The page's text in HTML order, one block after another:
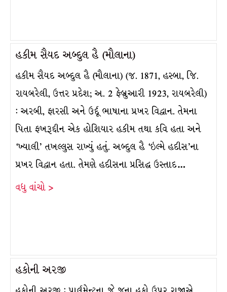
હકીમ સૈયદ અબ્દુલ હૈ (મૌલાના)
હકીમ સૈયદ અબ્દુલ હૈ (મૌલાના) (જ. 1871, હસ્બા, જિ.
રાયબરેલી, ઉત્તર પ્રદેશ; અ. 2 ફેબ્રુઆરી 1923, રાયબરેલી)
: અરબી, ફારસી અને ઉર્દૂ ભાષાના પ્રખર વિદ્વાન. તેમના
પિતા ફખરૂદ્દીન એક હોશિયાર હકીમ તથા કવિ હતા અને
‘ખ્યાલી’ તખલ્લુસ રાખ્યું હતું. અબ્દુલ હૈ ‘ઇલ્મે હદીસ’ના
પ્રખર વિદ્વાન હતા. તેમણે હદીસના પ્રસિદ્ધ ઉસ્તાદ…
વધુ વાંચો >
હકોની અરજી